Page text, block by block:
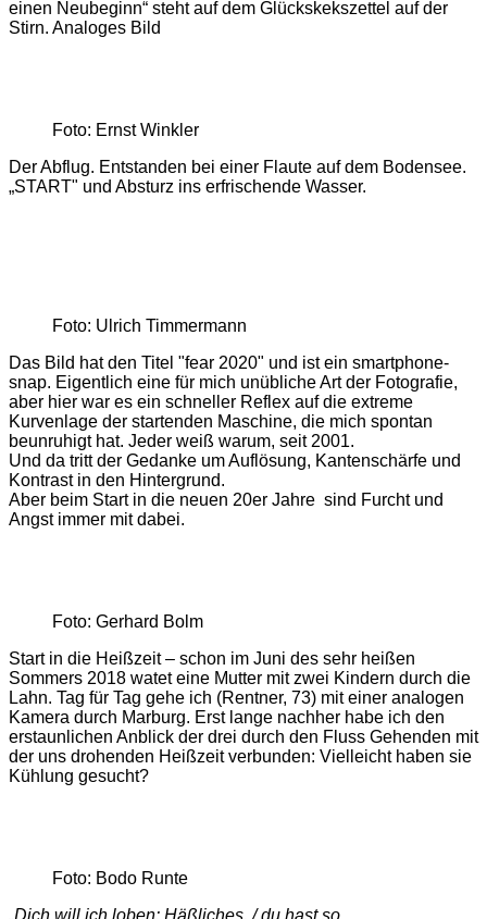
einen Neubeginn“ steht auf dem Glückskekszettel auf der
Stirn. Analoges Bild
Foto: Ernst Winkler
Der Abflug. Entstanden bei einer Flaute auf dem Bodensee.
„START" und Absturz ins erfrischende Wasser.
Foto: Ulrich Timmermann
Das Bild hat den Titel "fear 2020" und ist ein smartphone-
snap. Eigentlich eine für mich unübliche Art der Fotografie,
aber hier war es ein schneller Reflex auf die extreme
Kurvenlage der startenden Maschine, die mich spontan
beunruhigt hat. Jeder weiß warum, seit 2001.
Und da tritt der Gedanke um Auflösung, Kantenschärfe und
Kontrast in den Hintergrund.
Aber beim Start in die neuen 20er Jahre sind Furcht und
Angst immer mit dabei.
Foto: Gerhard Bolm
Start in die Heißzeit – schon im Juni des sehr heißen
Sommers 2018 watet eine Mutter mit zwei Kindern durch die
Lahn. Tag für Tag gehe ich (Rentner, 73) mit einer analogen
Kamera durch Marburg. Erst lange nachher habe ich den
erstaunlichen Anblick der drei durch den Fluss Gehenden mit
der uns drohenden Heißzeit verbunden: Vielleicht haben sie
Kühlung gesucht?
Foto: Bodo Runte